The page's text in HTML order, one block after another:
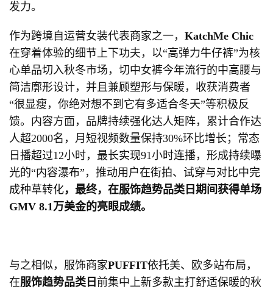
发力。
作为跨境自运营女装代表商家之一， KatchMe Chic
在穿着体验的细节上下功夫，以“高弹力牛仔裤”为核
心单品切入秋冬市场，切中女裤今年流行的中高腰与
简洁廓形设计，并且兼顾塑形与保暖，收获消费者
“很显瘦，你绝对想不到它有多适合冬天”等积极反
馈。内容方面，品牌持续强化达人矩阵，累计合作达
人超2000名，月短视频数量保持30%环比增长；常态
日播超过12小时，最长实现91小时连播，形成持续曝
光的“内容瀑布”，推动用户在街拍、试穿与对比中完
成种草转化，最终，在服饰趋势品类日期间获得单场
GMV 8.1万美金的亮眼成绩。
与之相似，服饰商家PUFFIT依托美、欧多站布局，
在服饰趋势品类日 前集中上新多款主打舒适保暖的秋